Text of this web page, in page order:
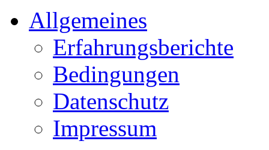
Allgemeines
Erfahrungsberichte
Bedingungen
Datenschutz
Impressum